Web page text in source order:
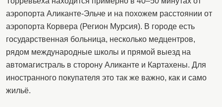
аэропорта Аликанте-Эльче и на похожем расстоянии от
аэропорта Корвера (Регион Мурсия). В городе есть
государственная больница, несколько медцентров,
рядом международные школы и прямой выезд на
автомагистраль в сторону Аликанте и Картахены. Для
иностранного покупателя это так же важно, как и само
жильё.